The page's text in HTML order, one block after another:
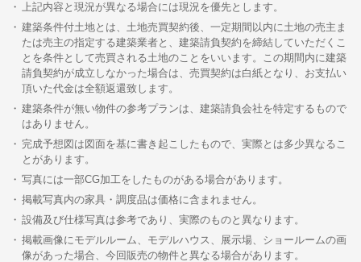
上記内容と現況が異なる場合には現況を優先とします。
建築条件付土地とは、土地売買契約後、一定期間以内に土地の売主ま
たは売主の指定する建築業者と、建築請負契約を締結していただくこ
とを条件として売買される土地のことをいいます。この期間内に建築
請負契約が成立しなかった場合は、売買契約は白紙となり、お支払い
頂いた代金は全額返還致します。
建築条件が無い物件の参考プランは、建築請負会社を特定するもので
はありません。
完成予想図は図面を基に書き起こしたもので、実際とは多少異なるこ
とがあります。
写真には一部CG加工をしたものがある場合があります。
掲載写真内の家具・調度品は価格に含まれません。
設備及び仕様写真は参考であり、実際のものと異なります。
掲載画像にモデルルーム、モデルハウス、展示場、ショールームの画
像があった場合、今回販売の物件と異なる場合があります。